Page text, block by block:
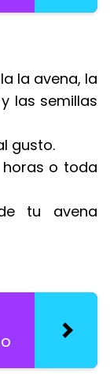
la avena, la
las semillas
gusto.
horas o toda
tu avena